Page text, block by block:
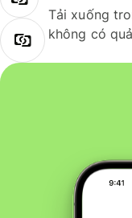
Tải xuống
không có